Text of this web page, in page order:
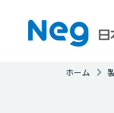
ホーム